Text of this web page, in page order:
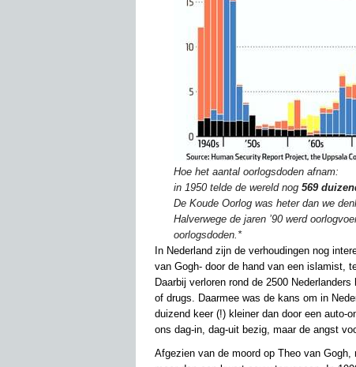
Hoe het aantal oorlogsdoden afnam:
in 1950 telde de wereld nog 569
De Koude Oorlog was heter dan we
Halverwege de jaren ’90 werd
oorlogsdoden.*
In Nederland zijn de verhoudingen nog
van Gogh- door de hand van een islamist,
Daarbij verloren rond de 2500
of drugs. Daarmee was de kans om in
duizend keer (!) kleiner dan door een auto-
ons dag-in, dag-uit bezig, maar de angst
Afgezien van de moord op Theo van